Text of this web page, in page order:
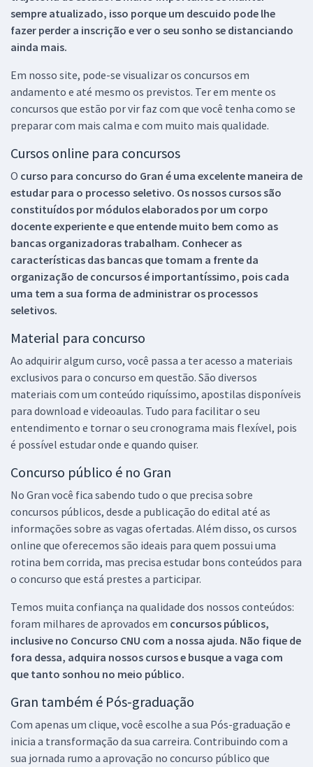
sempre atualizado, isso porque um descuido pode lhe
fazer perder a inscrição e ver o seu sonho se distanciando
ainda mais.
Em nosso site, pode-se visualizar os concursos em
andamento e até mesmo os previstos. Ter em mente os
concursos que estão por vir faz com que você tenha como se
preparar com mais calma e com muito mais qualidade.
Cursos online para concursos
O curso para concurso do Gran é uma excelente maneira de
estudar para o processo seletivo. Os nossos cursos são
constituídos por módulos elaborados por um corpo
docente experiente e que entende muito bem como as
bancas organizadoras trabalham. Conhecer as
características das bancas que tomam a frente da
organização de concursos é importantíssimo, pois cada
uma tem a sua forma de administrar os processos
seletivos.
Material para concurso
Ao adquirir algum curso, você passa a ter acesso a materiais
exclusivos para o concurso em questão. São diversos
materiais com um conteúdo riquíssimo, apostilas disponíveis
para download e videoaulas. Tudo para facilitar o seu
entendimento e tornar o seu cronograma mais flexível, pois
é possível estudar onde e quando quiser.
Concurso público é no Gran
No Gran você fica sabendo tudo o que precisa sobre
concursos públicos, desde a publicação do edital até as
informações sobre as vagas ofertadas. Além disso, os cursos
online que oferecemos são ideais para quem possui uma
rotina bem corrida, mas precisa estudar bons conteúdos para
o concurso que está prestes a participar.
Temos muita confiança na qualidade dos nossos conteúdos:
foram milhares de aprovados em concursos públicos,
inclusive no Concurso CNU com a nossa ajuda. Não fique de
fora dessa, adquira nossos cursos e busque a vaga com
que tanto sonhou no meio público.
Gran também é Pós-graduação
Com apenas um clique, você escolhe a sua Pós-graduação e
inicia a transformação da sua carreira. Contribuindo com a
sua jornada rumo a aprovação no concurso público que